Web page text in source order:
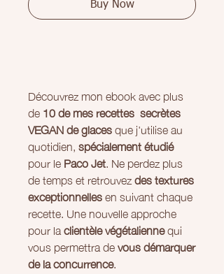
Buy Now
Découvrez mon ebook avec plus
de10 de mes recettes secrètes
VEGAN de glacesque j'utilise au
quotidien,spécialement étudié
pour lePaco Jet. Ne perdez plus
de temps et retrouvezdes textures
exceptionnellesen suivant chaque
recette. Une nouvelle approche
pour laclientèle végétaliennequi
vous permettra devous démarquer
de la concurrence.